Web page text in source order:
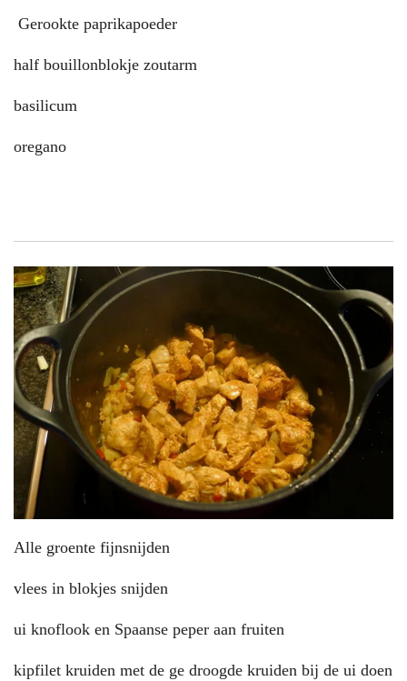
Gerookte paprikapoeder
half bouillonblokje zoutarm
basilicum
oregano
Alle groente fijnsnijden
vlees in blokjes snijden
ui knoflook en Spaanse peper aan fruiten
kipfilet kruiden met de ge droogde kruiden bij de ui doen